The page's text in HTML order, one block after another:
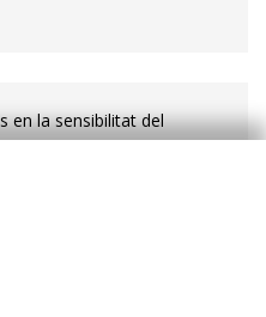
en la sensibilitat del
els factors comentats.